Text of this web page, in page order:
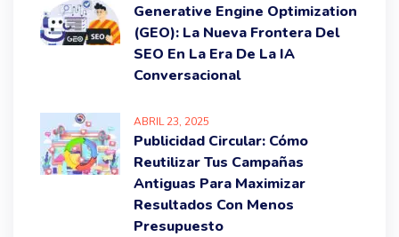
Generative Engine Optimization
(GEO): La Nueva Frontera Del
SEO En La Era De La IA
Conversacional
ABRIL23, 2025
Publicidad Circular: Cómo
Reutilizar Tus Campañas
Antiguas Para Maximizar
Resultados Con Menos
Presupuesto